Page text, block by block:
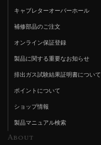
キャブレターオーバーホール
補修部品のご注文
オンライン保証登録
製品に関する重要なお知らせ
排出ガス試験結果証明書について
ポイントについて
ショップ情報
製品マニュアル検索
About